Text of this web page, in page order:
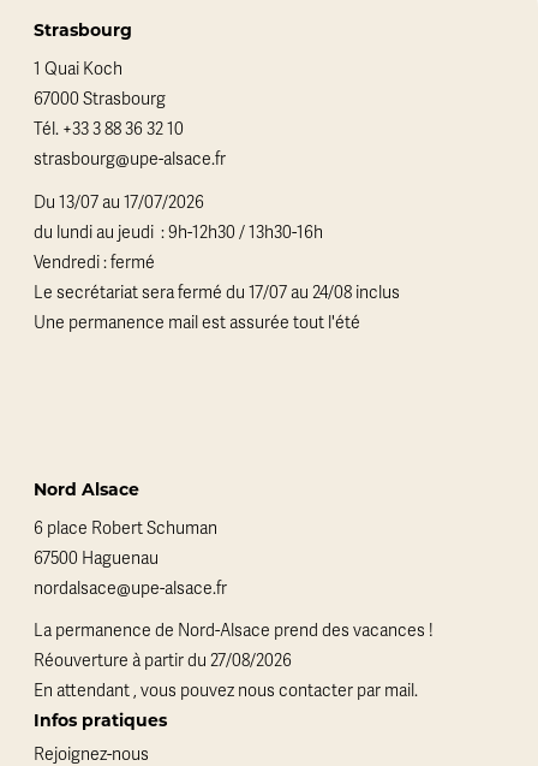
Strasbourg
1 Quai Koch
67000 Strasbourg
Tél. +33 3 88 36 32 10
strasbourg@upe-alsace.fr
Du 13/07 au 17/07/2026
du lundi au jeudi : 9h-12h30 / 13h30-16h
Vendredi : fermé
Le secrétariat sera fermé du 17/07 au 24/08 inclus
Une permanence mail est assurée tout l'été
Nord Alsace
6 place Robert Schuman
67500 Haguenau
nordalsace@upe-alsace.fr
La permanence de Nord-Alsace prend des vacances !
Réouverture à partir du 27/08/2026
En attendant , vous pouvez nous contacter par mail.
Infos pratiques
Rejoignez-nous